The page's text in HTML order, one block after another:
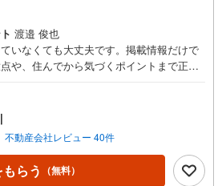
渡邉 俊也
いなくても大丈夫です。掲載情報だけで
や、住んでから気づくポイントまで正直
伝えし、「納得して選ぶ」ためのサポー
ます。現地でしか分からないリアルな情
に後悔しない住まい探しを進めていきま
気軽にご相談ください。【Yahoo！ 不動
対象店舗】当店で物件を成約するとPayPay
がもらえる「Yahoo！ 不動産 物件ご成約キ
不動産会社レビュー 40件
らう （無料）